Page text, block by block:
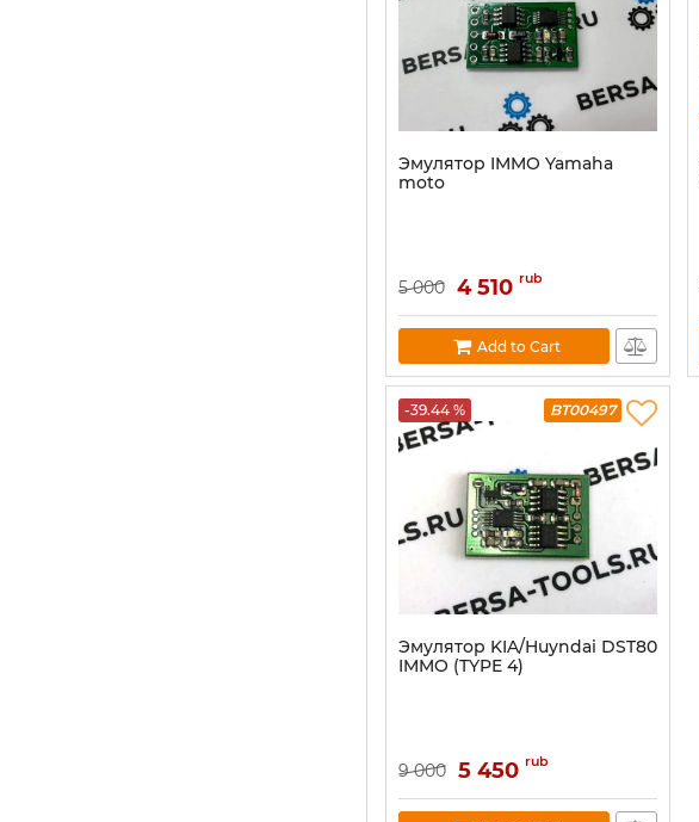
Эмулятор IMMO Yamaha
moto
5 000 4 510 rub
Add to Cart
-39.44 % BT00497
Эмулятор KIA/Huyndai DST80
IMMO (TYPE 4)
9 000 5 450 rub